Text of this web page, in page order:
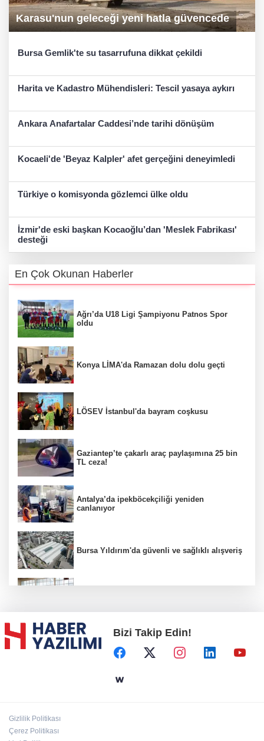
Karasu'nun geleceği yeni hatla güvencede
Bursa Gemlik'te su tasarrufuna dikkat çekildi
Harita ve Kadastro Mühendisleri: Tescil yasaya aykırı
Ankara Anafartalar Caddesi’nde tarihi dönüşüm
Kocaeli'de 'Beyaz Kalpler' afet gerçeğini deneyimledi
Türkiye o komisyonda gözlemci ülke oldu
İzmir'de eski başkan Kocaoğlu’dan 'Meslek Fabrikası'
desteği
En Çok Okunan Haberler
Ağrı’da U18 Ligi Şampiyonu Patnos Spor
oldu
Konya LİMA'da Ramazan dolu dolu geçti
LÖSEV İstanbul'da bayram coşkusu
Gaziantep’te çakarlı araç paylaşımına 25 bin
TL ceza!
Antalya’da ipekböcekçiliği yeniden
canlanıyor
Bursa Yıldırım'da güvenli ve sağlıklı alışveriş
Başkent'in göletlerinde temizlik ve bakım
sürüyor
Bizi Takip Edin!
Gizlilik Politikası
Çerez Politikası